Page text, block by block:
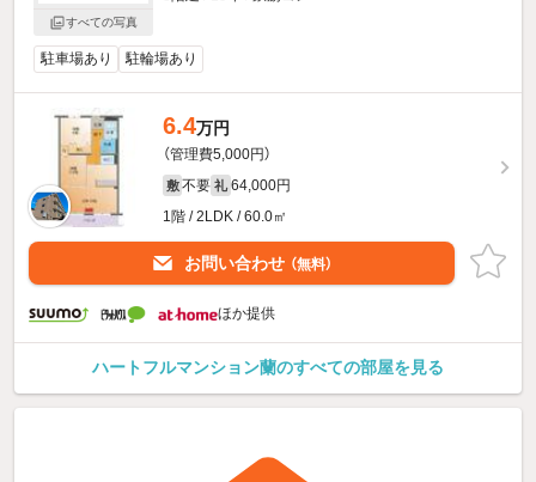
すべての写真
駐車場あり 駐輪場あり
6.4万円
（管理費5,000円）
敷 不要 礼 64,000円
1階 / 2LDK / 60.0㎡
お問い合わせ （無料）
ほか提供
ハートフルマンション蘭のすべての部屋を見る